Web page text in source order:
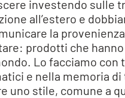
investendo sulle
all’estero e
la
prodotti che
Lo facciamo
e nella memoria
stile, comune a